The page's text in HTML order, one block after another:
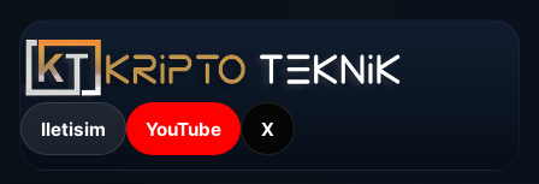
Iletisim YouTube X